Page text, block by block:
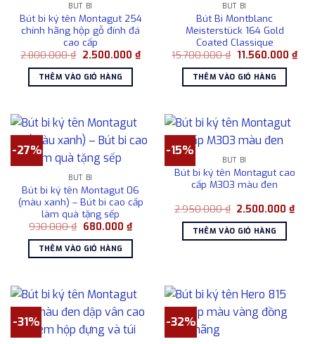
BÚT BI
Bút bi ký tên Montagut 254
chính hãng hộp gỗ đính đá
cao cấp
2.800.000₫ Giá
là:
2.800.000 ₫.
2.500.000 ₫Giá
hiện
2.500.000 ₫.
THÊM VÀO GIỎ HÀNG
BÚT BI
Bút Bi Montblanc
Meisterstück 164 Gold
Coated Classique
15.700.000₫ Giá
là:
15.700.000 ₫.
11.560.000 ₫Giá
hiện
THÊM VÀO GIỎ HÀNG
-27%
BÚT BI
Bút bi ký tên Montagut 06
(màu xanh) – Bút bi cao cấp
làm quà tặng sếp
930.000₫ Giá
là:
930.000 ₫.
680.000 ₫Giá
tại
THÊM VÀO GIỎ HÀNG
-15%
BÚT BI
Bút bi ký tên Montagut cao
cấp M303 màu đen
2.950.000₫ Giá
là:
2.950.000 ₫.
2.500.000₫Giá
THÊM VÀO GIỎ HÀNG
-31% -32%